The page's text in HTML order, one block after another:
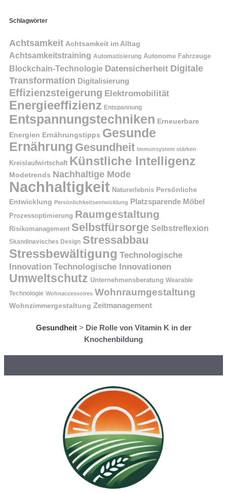
Schlagwörter
Achtsamkeit Achtsamkeit im Alltag
Achtsamkeitstraining Automatisierung Autonome Fahrzeuge
Blockchain-Technologie Datensicherheit Digitale
Transformation Digitalisierung
Effizienzsteigerung Elektromobilität
Energieeffizienz Entspannung
Entspannungstechniken Erneuerbare
Energien Ernährungstipps Gesunde
Ernährung Gesundheit Immunsystem stärken
Kreislaufwirtschaft Künstliche Intelligenz
Modetrends Nachhaltige Mode
Nachhaltigkeit Naturerlebnis Persönliche
Entwicklung Persönlichkeitsentwicklung Platzsparende Möbel
Prozessoptimierung Raumgestaltung
Risikomanagement Selbstfürsorge Selbstreflexion
Skandinavisches Design Stressabbau
Stressbewältigung Technologische
Innovation Technologische Innovationen
Umweltschutz Unternehmensberatung Wearable
Technologie Wohnaccessoires Wohnraumgestaltung
Wohnzimmergestaltung Zeitmanagement
Gesundheit> Die Rolle von Vitamin K in der
Knochenbildung